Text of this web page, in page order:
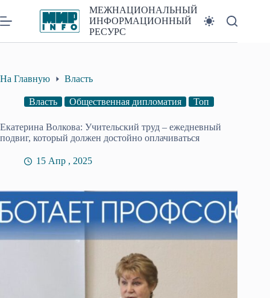
к
сути
МЕЖНАЦИОНАЛЬНЫЙ
ИНФОРМАЦИОННЫЙ
РЕСУРС
На Главную Власть
Власть Общественная дипломатия Топ
Екатерина Волкова: Учительский труд – ежедневный
подвиг, который должен достойно оплачиваться
15 Апр , 2025